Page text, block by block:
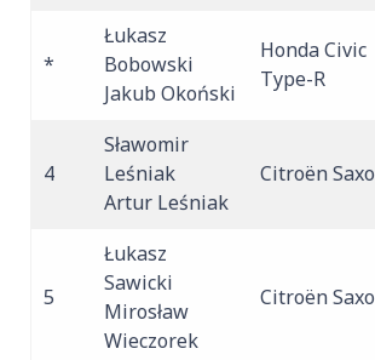
*
Łukasz
Bobowski
Jakub Okoński
Honda Civic
Type-R
4
Sławomir
Leśniak
Artur Leśniak
Citroën Saxo
5
Łukasz
Sawicki
Mirosław
Wieczorek
Citroën Saxo